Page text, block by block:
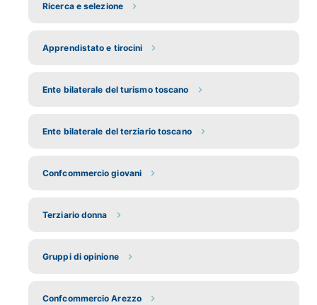
Ricerca e selezione
Apprendistato e tirocini
Ente bilaterale del turismo toscano
Ente bilaterale del terziario toscano
Confcommercio giovani
Terziario donna
Gruppi di opinione
Confcommercio Arezzo